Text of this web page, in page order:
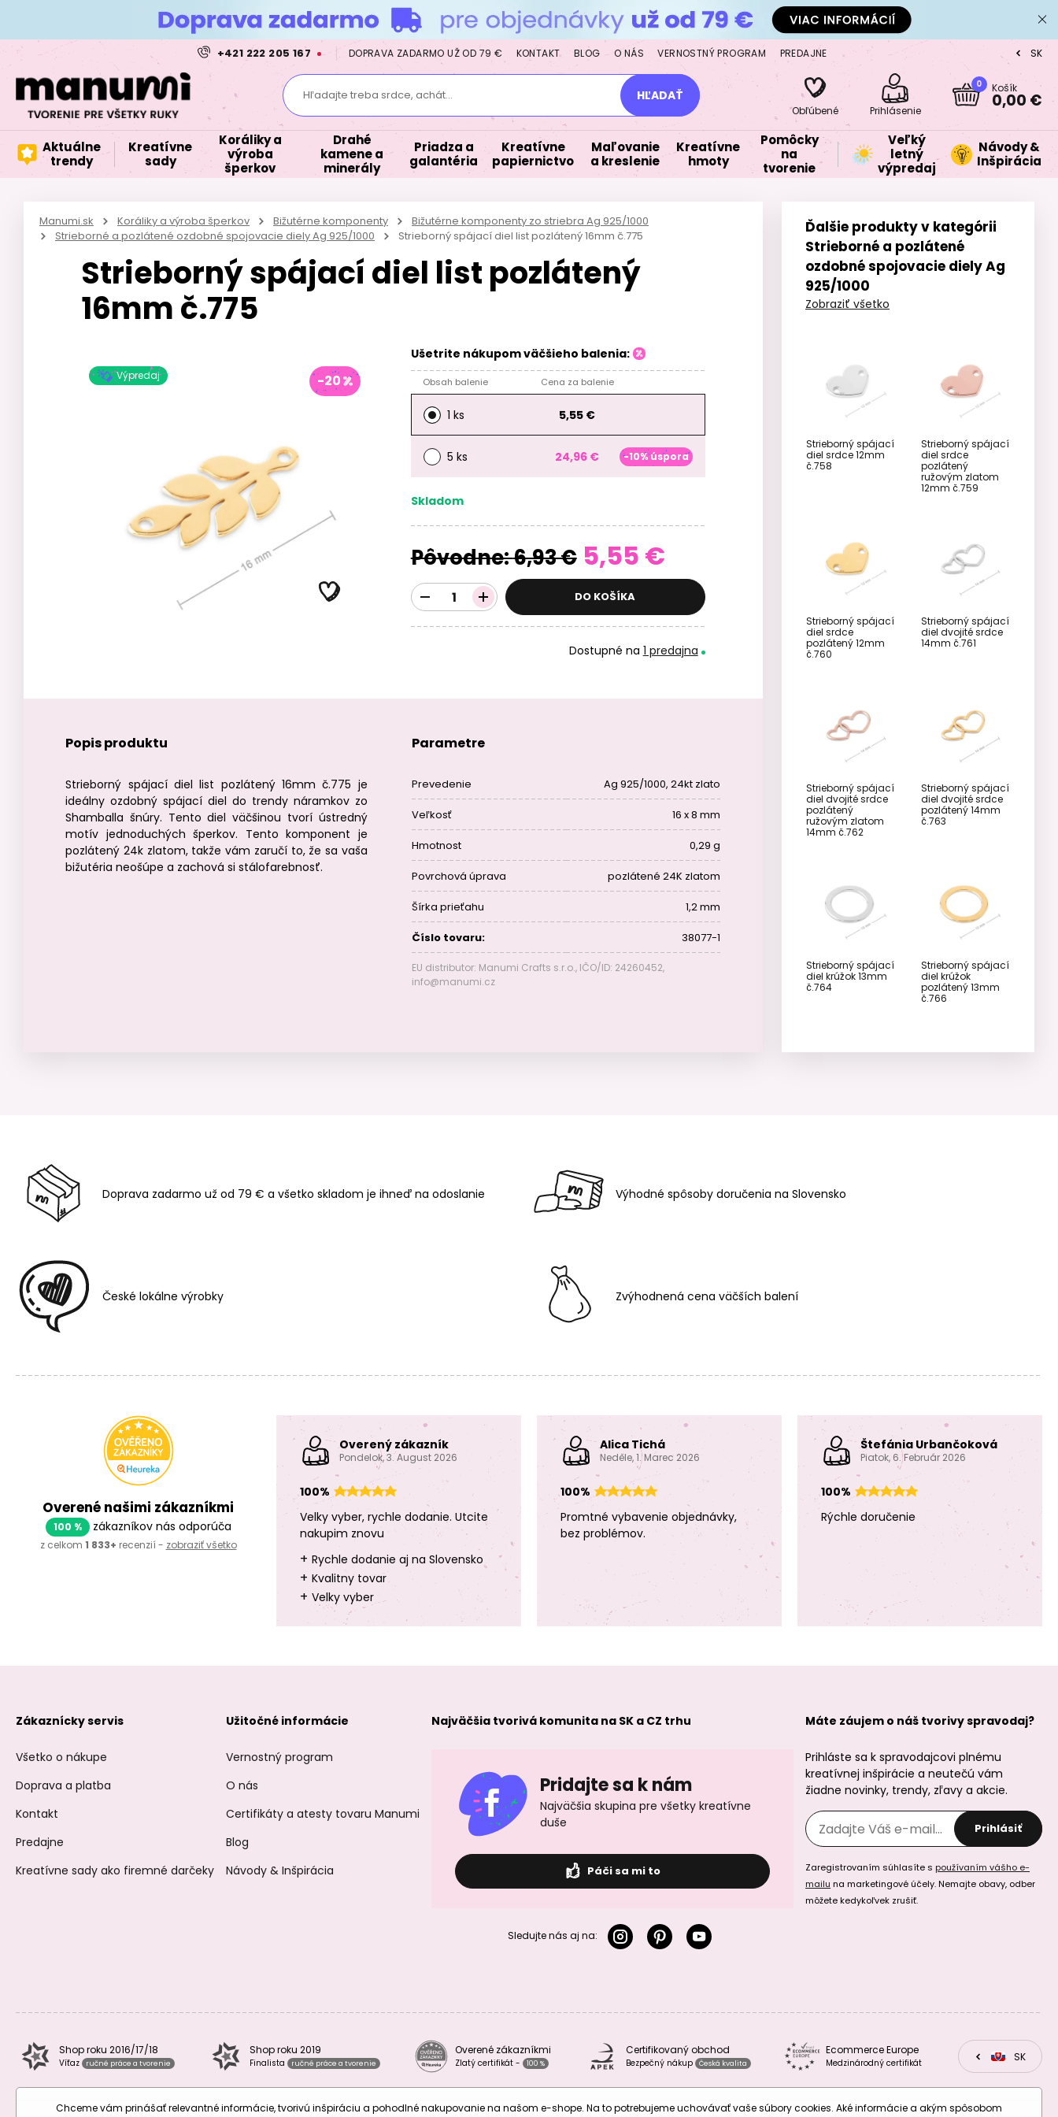
+421 222 205 167 DOPRAVA ZADARMO UŽ OD 79 € KONTAKT BLOG O NÁS VERNOSTNÝ PROGRAM PREDAJNE CZ
SK
Hľadajte treba srdce, achát... HĽADAŤ
Obľúbené Prihlásenie
0 Košík
0,00 €
Aktuálne
trendy
Kreatívne
sady
Koráliky a
výroba
šperkov
Drahé
kamene a
minerály
Priadza a
galantéria
Kreatívne
papiernictvo
Maľovanie
a kreslenie
Kreatívne
hmoty
Pomôcky
na
tvorenie
Veľký
letný
výpredaj
Návody &
Inšpirácia
Manumi.sk Koráliky a výroba šperkov Bižutérne komponenty
Bižutérne komponenty zo striebra Ag 925/1000
Strieborné a pozlátené ozdobné spojovacie diely Ag 925/1000
Strieborný spájací diel list pozlátený 16mm č.775
Strieborný spájací diel list pozlátený
16mm č.775
Výpredaj -20
Ušetrite nákupom väčšieho balenia:
Obsah balenie Cena za balenie
1 ks 5,55 €
5 ks 24,96 € -10% úspora
Skladom
Pôvodne:6,93 € 5,55 €
DO KOŠÍKA
Dostupné na 1 predajna
Popis produktu
Strieborný spájací diel list pozlátený 16mm č.775 je
ideálny ozdobný spájací diel do trendy náramkov zo
Shamballa šnúry. Tento diel väčšinou tvorí ústredný
motív jednoduchých šperkov. Tento komponent je
pozlátený 24k zlatom, takže vám zaručí to, že sa vaša
bižutéria neošúpe a zachová si stálofarebnosť.
Parametre
Prevedenie Ag 925/1000, 24kt zlato
Veľkosť 16 x 8 mm
Hmotnost 0,29 g
Povrchová úprava pozlátené 24K zlatom
Šírka prieťahu 1,2 mm
Číslo tovaru: 38077-1
EU distributor: Manumi Crafts s.r.o., IČO/ID: 24260452,
info@manumi.cz
Ďalšie produkty v kategórii
Strieborné a pozlátené
ozdobné spojovacie diely Ag
925/1000
Zobraziť všetko
Strieborný spájací
diel srdce 12mm
č.758
Strieborný spájací
diel srdce
pozlátený
ružovým zlatom
12mm č.759
Strieborný spájací
diel srdce
pozlátený 12mm
č.760
Strieborný spájací
diel dvojité srdce
14mm č.761
Strieborný spájací
diel dvojité srdce
pozlátený
ružovým zlatom
14mm č.762
Strieborný spájací
diel dvojité srdce
pozlátený 14mm
č.763
Strieborný spájací
diel krúžok 13mm
č.764
Strieborný spájací
diel krúžok
pozlátený 13mm
č.766
Strieborný spájací
diel štvorlístok
13mm č.779
Strieborný spájací
diel kvetina 10mm
č.785
Strieborný spájací
diel nekonečno
pozlátený 17mm
č.812
Strieborný spájací
diel nekonečno s
kamienkom
SWAROVSKI 16mm
Doprava zadarmo už od 79 € a všetko skladom je ihneď na odoslanie Výhodné spôsoby doručenia na Slovensko
České lokálne výrobky Zvýhodnená cena väčších balení
Overené našimi zákazníkmi
100 % zákazníkov nás odporúča
z celkom 1 833+ recenzií - zobraziť všetko
Overený zákazník
Pondelok, 3. August 2026
100%
Velky vyber, rychle dodanie. Utcite
nakupim znovu
+ Rychle dodanie aj na Slovensko
+ Kvalitny tovar
+ Velky vyber
Alica Tichá
Neděle, 1. Marec 2026
100%
Promtné vybavenie objednávky,
bez problémov.
Štefánia Urbančoková
Piatok, 6. Február 2026
100%
Rýchle doručenie
Zákaznícky servis
Všetko o nákupe
Doprava a platba
Kontakt
Predajne
Kreatívne sady ako firemné darčeky
Užitočné informácie
Vernostný program
O nás
Certifikáty a atesty tovaru Manumi
Blog
Návody & Inšpirácia
Najväčšia tvorivá komunita na SK a CZ trhu
Pridajte sa k nám
Najväčšia skupina pre všetky kreatívne
duše
Páči sa mi to
Sledujte nás aj na:
Máte záujem o náš tvorivy spravodaj?
Prihláste sa k spravodajcovi plnému
kreatívnej inšpirácie a neutečú vám
žiadne novinky, trendy, zľavy a akcie.
Prihlásiť
Zaregistrovaním súhlasíte s používaním vášho e-
mailu na marketingové účely. Nemajte obavy, odber
môžete kedykoľvek zrušiť.
Shop roku 2016/17/18
Víťaz ručné práce a tvorenie
Shop roku 2019
Finalista ručné práce a tvorenie
Overené zákazníkmi
Zlatý certifikát - 100 %
Certifikovaný obchod
Bezpečný nákup Česká kvalita
Ecommerce Europe
Medzinárodný certifikát CZSK
Chceme vám prinášať relevantné informácie, tvorivú inšpiráciu a pohodlné nakupovanie na našom e-shope. Na to potrebujeme uchovávať vaše súbory cookies. Aké informácie a akým spôsobom